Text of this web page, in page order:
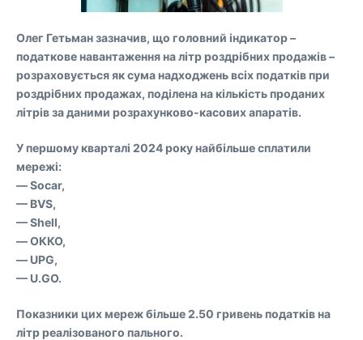
Олег Гетьман зазначив, що головний індикатор –
податкове навантаження на літр роздрібних продажів –
розраховується як сума надходжень всіх податків при
роздрібних продажах, поділена на кількість проданих
літрів за даними розрахунково-касових апаратів.
У першому кварталі 2024 року найбільше сплатили
мережі:
— Socar,
— BVS,
— Shell,
— ОККО,
— UPG,
— U.GO.
Показники цих мереж більше 2.50 гривень податків на
літр реалізованого пального.